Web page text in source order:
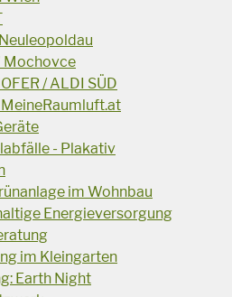
Mochovce
/ ALDI SÜD
- Plakativ
im Wohnbau
Energieversorgung
im Kleingarten
Earth Night